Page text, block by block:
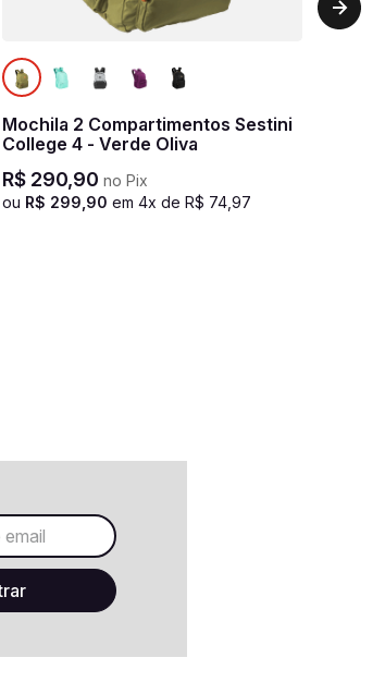
Mochila 2 Compartimentos Sestini
College 4 - Verde Oliva
R$ 290,90 no Pix
ou R$ 299,90 em 4x de R$ 74,97